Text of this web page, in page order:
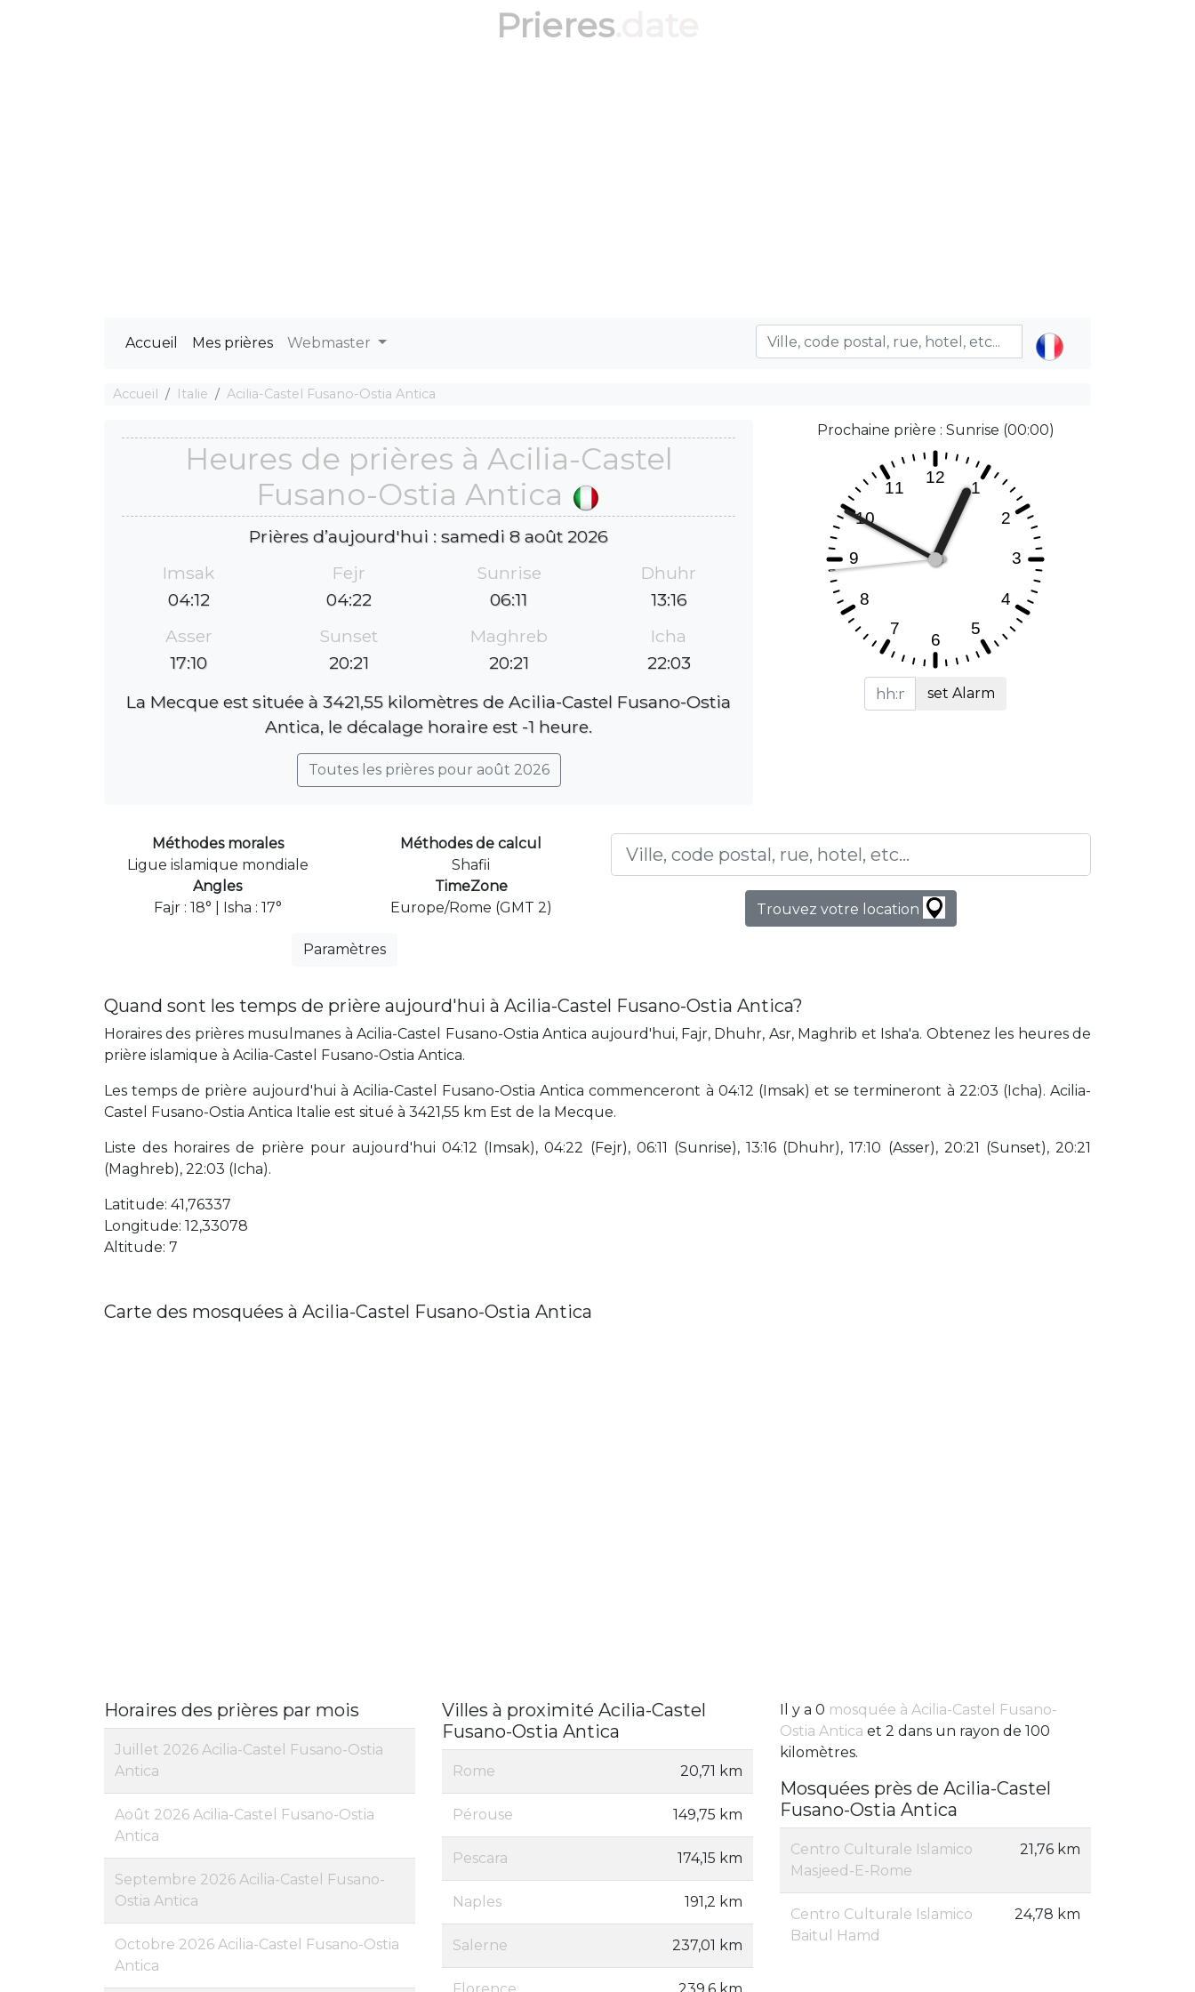
Prieres
Accueil Mes prières Webmaster
Accueil Italie Acilia-Castel Fusano-Ostia Antica
Heures de prières à Acilia-Castel
Fusano-Ostia Antica
Prières d’aujourd'hui : samedi 8 août 2026
Imsak
04:12
Fejr
04:22
Sunrise
06:11
Dhuhr
13:16
Asser
17:10
Sunset
20:21
Maghreb
20:21
Icha
22:03
La Mecque est située à 3421,55 kilomètres de Acilia-Castel Fusano-Ostia
Antica, le décalage horaire est -1 heure.
Toutes les prières pour août 2026
Prochaine prière : Sunrise (00:00)
set Alarm
Méthodes morales
Ligue islamique mondiale
Méthodes de calcul
Shafii
Angles
Fajr : 18° | Isha : 17°
TimeZone
Europe/Rome (GMT 2)
Paramètres
Trouvez votre location
Quand sont les temps de prière aujourd'hui à Acilia-Castel Fusano-Ostia Antica?
Horaires des prières musulmanes à Acilia-Castel Fusano-Ostia Antica aujourd'hui, Fajr, Dhuhr, Asr, Maghrib et Isha'a. Obtenez les heures de
prière islamique à Acilia-Castel Fusano-Ostia Antica.
Les temps de prière aujourd'hui à Acilia-Castel Fusano-Ostia Antica commenceront à 04:12 (Imsak) et se termineront à 22:03 (Icha). Acilia-
Castel Fusano-Ostia Antica Italie est situé à 3421,55 km Est de la Mecque.
Liste des horaires de prière pour aujourd'hui 04:12 (Imsak), 04:22 (Fejr), 06:11 (Sunrise), 13:16 (Dhuhr), 17:10 (Asser), 20:21 (Sunset), 20:21
(Maghreb), 22:03 (Icha).
Latitude: 41,76337
Longitude: 12,33078
Altitude: 7
Carte des mosquées à Acilia-Castel Fusano-Ostia Antica
Horaires des prières par mois
Juillet 2026 Acilia-Castel Fusano-Ostia
Antica
Août 2026 Acilia-Castel Fusano-Ostia
Antica
Septembre 2026 Acilia-Castel Fusano-
Ostia Antica
Octobre 2026 Acilia-Castel Fusano-Ostia
Antica
Villes à proximité Acilia-Castel
Fusano-Ostia Antica
Rome 20,71 km
Pérouse 149,75 km
Pescara 174,15 km
Naples 191,2 km
Salerne 237,01 km
Florence 239,6 km
Il y a 0 mosquée à Acilia-Castel Fusano-
Ostia Antica et 2 dans un rayon de 100
kilomètres.
Mosquées près de Acilia-Castel
Fusano-Ostia Antica
Centro Culturale Islamico
Masjeed-E-Rome
21,76 km
Centro Culturale Islamico
Baitul Hamd
24,78 km